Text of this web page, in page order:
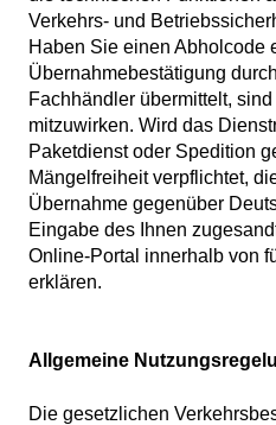
Verkehrs- und
Haben Sie einen Abholcode
Übernahmebestätigung
Fachhändler übermittelt,
mitzuwirken. Wird das
Paketdienst oder Spedition
Mängelfreiheit verpflichtet,
Übernahme gegenüber
Eingabe des Ihnen
Online-Portal innerhalb von
erklären.
Allgemeine
Die gesetzlichen